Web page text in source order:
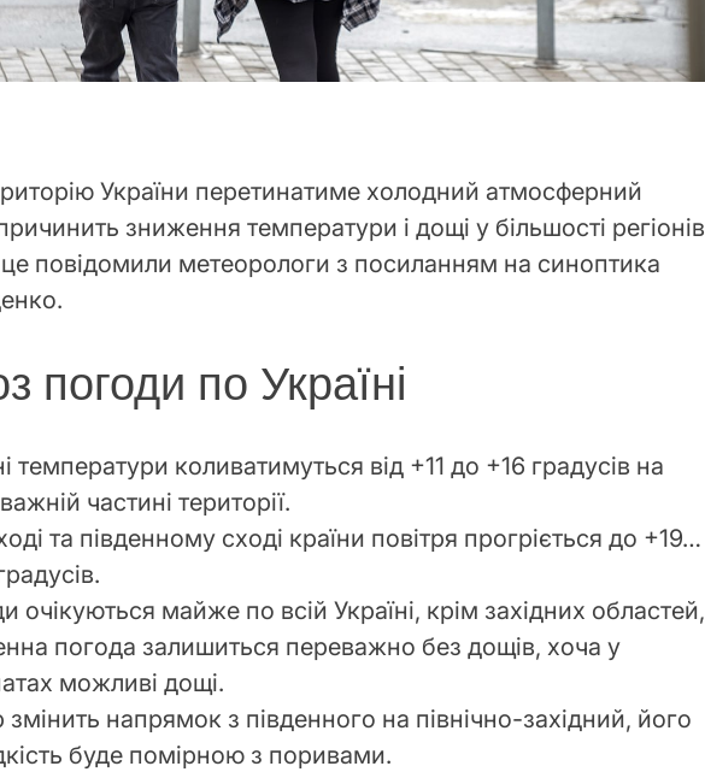
України перетинатиме холодний атмосферний
зниження температури і дощі у більшості регіонів
повідомили метеорологи з посиланням на синоптика
погоди по Україні
температури коливатимуться від +11 до +16 градусів на
частині території.
та південному сході країни повітря прогріється до +19…
очікуються майже по всій Україні, крім західних областей,
погода залишиться переважно без дощів, хоча у
можливі дощі.
змінить напрямок з південного на північно-західний, його
буде помірною з поривами.